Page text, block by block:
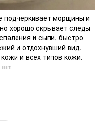
подчеркивает морщины и
хорошо скрывает следы
и сыпи, быстро
и отдохнувший вид.
и всех типов кожи.
шт.